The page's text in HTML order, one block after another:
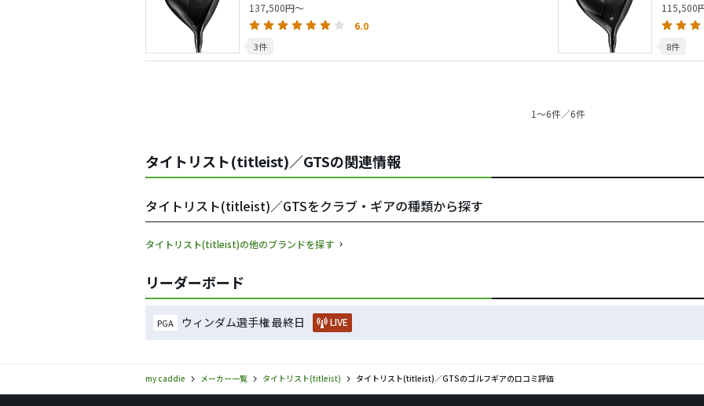
137,500円～
6.0
3件
115,500
8件
1〜6件／6件
タイトリスト(titleist)／GTSの関連情報
タイトリスト(titleist)／GTSをクラブ・ギアの種類から探す
タイトリスト(titleist)の他のブランドを探す
リーダーボード
PGA ウィンダム選手権 最終日 LIVE
my caddie メーカー一覧 タイトリスト(titleist) タイトリスト(titleist)／GTSのゴルフギアの口コミ評価